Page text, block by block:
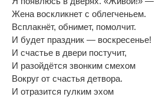
Жена воскликнет с облегченьем.
Всплакнëт, обнимет, помолчит.
И будет праздник — воскресенье!
И счастье в двери постучит,
И разойдëтся звонким смехом
Вокруг от счастья детвора.
И отразится гулким эхом